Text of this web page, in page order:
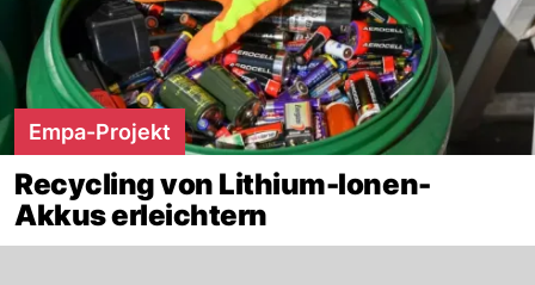
Empa-Projekt
Recycling von Lithium-Ionen-
Akkus erleichtern